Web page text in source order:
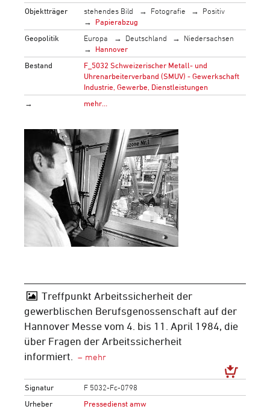
Objektträger
stehendes Bild Fotografie
Positiv
Papierabzug
Geopolitik
Europa Deutschland
Niedersachsen
Hannover
Bestand
F_5032 Schweizerischer Metall- und
Uhrenarbeiterverband (SMUV) - Gewerkschaft
Industrie, Gewerbe, Dienstleistungen
→
mehr…
Treffpunkt Arbeitssicherheit der
gewerblischen Berufsgenossenschaft auf der
Hannover Messe vom 4. bis 11. April 1984, die
über Fragen der Arbeitssicherheit
informiert.
Signatur
F 5032-Fc-0798
Urheber
Pressedienst amw